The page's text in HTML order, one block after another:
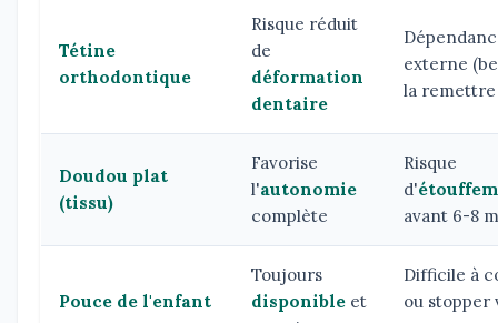
Tétine
orthodontique
Risque réduit
de
déformation
dentaire
externe
la
Doudou plat
(tissu)
Favorise
l'autonomie
complète
Risque
d'
avant 6-8
Pouce de l'enfant
Toujours
disponible et
Difficile à
ou stopper